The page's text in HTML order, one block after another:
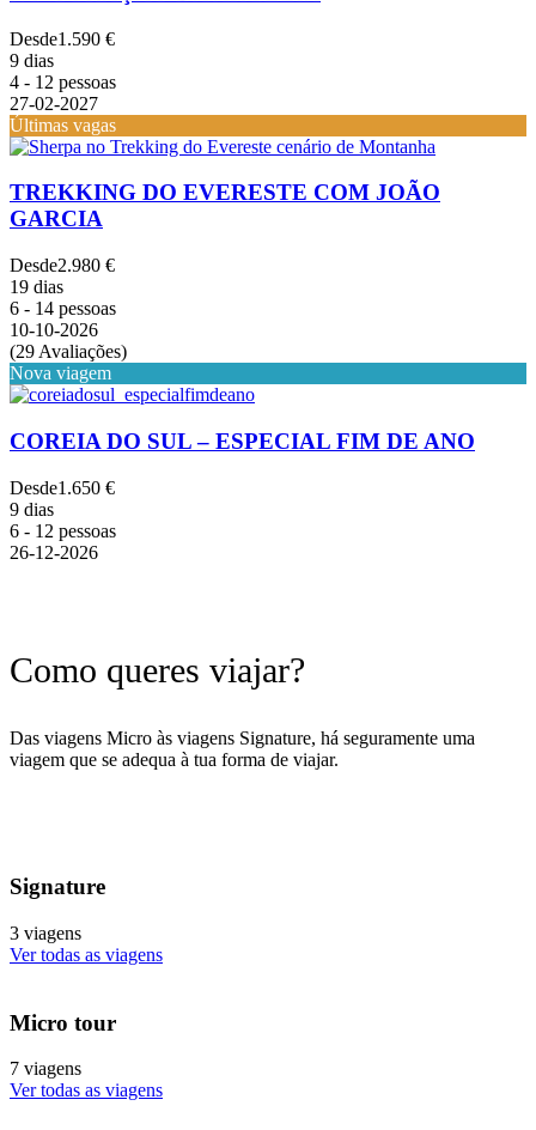
Desde1.590 €
9 dias
4 - 12 pessoas
27-02-2027
Últimas vagas
TREKKING DO EVERESTE COM JOÃO
GARCIA
Desde2.980 €
19 dias
6 - 14 pessoas
10-10-2026
(29 Avaliações)
Nova viagem
COREIA DO SUL – ESPECIAL FIM DE ANO
Desde1.650 €
9 dias
6 - 12 pessoas
26-12-2026
Como queres viajar?
Das viagens Micro às viagens Signature, há seguramente uma
viagem que se adequa à tua forma de viajar.
Signature
3 viagens
Ver todas as viagens
Micro tour
7 viagens
Ver todas as viagens